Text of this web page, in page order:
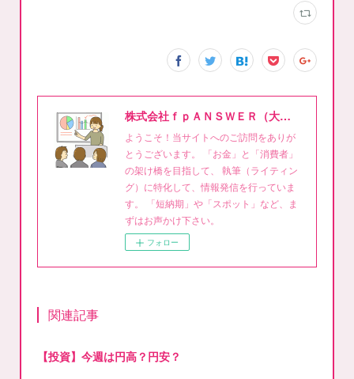
株式会社ｆｐＡＮＳＷＥＲ（大泉稔1級FPライティング事務所）
ようこそ！当サイトへのご訪問をありが
とうございます。 「お金」と「消費者」
の架け橋を目指して、 執筆（ライティン
グ）に特化して、情報発信を行っていま
す。 「短納期」や「スポット」など、ま
ずはお声かけ下さい。
フォロー
関連記事
【投資】今週は円高？円安？